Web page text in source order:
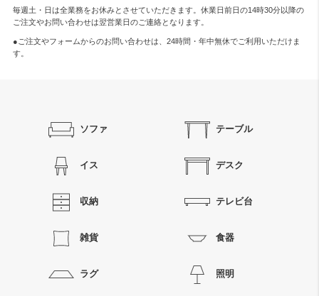
毎週土・日は全業務をお休みとさせていただきます。休業日前日の14時30分以降の
ご注文やお問い合わせは翌営業日のご連絡となります。
●ご注文やフォームからのお問い合わせは、 24時間・年中無休でご利用いただけま
す。
ソファ テーブル
イス デスク
収納 テレビ台
雑貨 食器
ラグ 照明